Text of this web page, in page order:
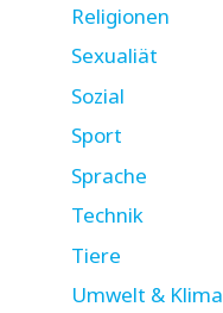
Religionen
Sexualiät
Sozial
Sport
Sprache
Technik
Tiere
Umwelt & Klima